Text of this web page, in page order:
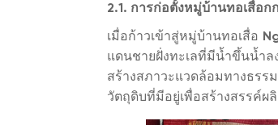
2.1. การก่อตั้งหมู่บ้านทอเสื่อก
เมื่อก้าวเข้าสู่หมู่บ้านทอเสื่อ
แดนชายฝั่งทะเลที่มีน้ำขึ้นน้ำล
สร้างสภาวะแวดล้อมทางธร
วัตถุดิบที่มีอยู่เพื่อสร้างสรรค์